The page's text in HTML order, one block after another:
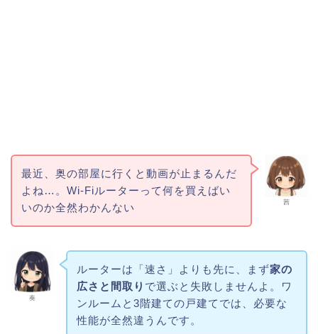
茜
最近、奥の部屋に行くと動画が止まるんだ
よね…。Wi-Fiルーターって何を買えばい
いのか全然わかんない
奏
ルーターは「速さ」よりも先に、まず家の
広さと間取り で選ぶと失敗しませんよ。ワ
ンルームと3階建ての戸建てでは、必要な
性能が全然違うんです。